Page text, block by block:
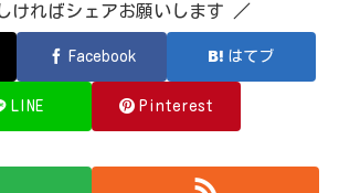
ければシェアお願いします ／
Facebook はてブ
LINE Pinterest